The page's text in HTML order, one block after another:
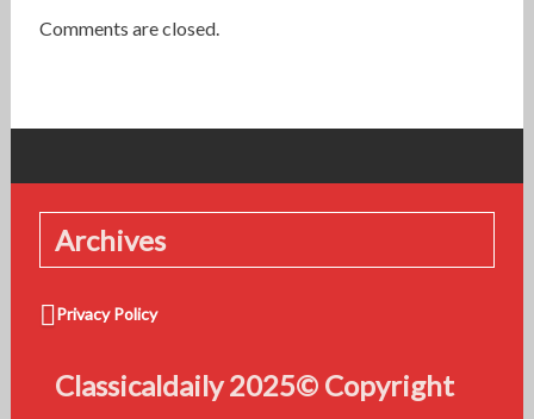
Comments are closed.
Archives
Privacy Policy
Classicaldaily 2025© Copyright